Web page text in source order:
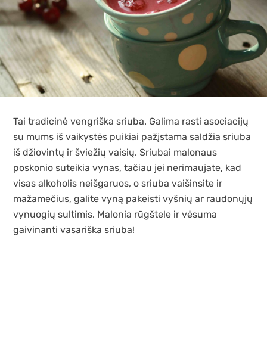
Tai tradicinė vengriška sriuba. Galima rasti asociacijų
su mums iš vaikystės puikiai pažįstama saldžia sriuba
iš džiovintų ir šviežių vaisių. Sriubai malonaus
poskonio suteikia vynas, tačiau jei nerimaujate, kad
visas alkoholis neišgaruos, o sriuba vaišinsite ir
mažamečius, galite vyną pakeisti vyšnių ar raudonųjų
vynuogių sultimis. Malonia rūgštele ir vėsuma
gaivinanti vasariška sriuba!